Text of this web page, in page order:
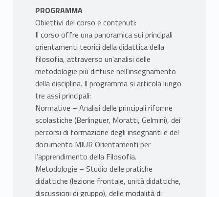
PROGRAMMA
Obiettivi del corso e contenuti:
Il corso offre una panoramica sui principali
orientamenti teorici della didattica della
filosofia, attraverso un'analisi delle
metodologie più diffuse nell’insegnamento
della disciplina. Il programma si articola lungo
tre assi principali:
Normative – Analisi delle principali riforme
scolastiche (Berlinguer, Moratti, Gelmini), dei
percorsi di formazione degli insegnanti e del
documento MIUR Orientamenti per
l’apprendimento della Filosofia.
Metodologie – Studio delle pratiche
didattiche (lezione frontale, unità didattiche,
discussioni di gruppo), delle modalità di